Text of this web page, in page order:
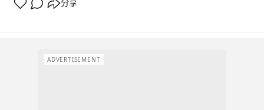
分享
ADVERTISEMENT